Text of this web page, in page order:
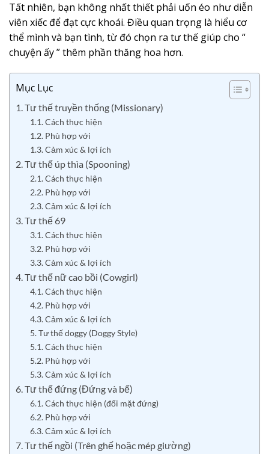
Tất nhiên, bạn không nhất thiết phải uốn éo như diễn
viên xiếc để đạt cực khoái. Điều quan trọng là hiểu cơ
thể mình và bạn tình, từ đó chọn ra tư thế giúp cho “
chuyện ấy ” thêm phần thăng hoa hơn.
Mục Lục
1. Tư thế truyền thống (Missionary)
1.1. Cách thực hiện
1.2. Phù hợp với
1.3. Cảm xúc & lợi ích
2. Tư thế úp thìa (Spooning)
2.1. Cách thực hiện
2.2. Phù hợp với
2.3. Cảm xúc & lợi ích
3. Tư thế 69
3.1. Cách thực hiện
3.2. Phù hợp với
3.3. Cảm xúc & lợi ích
4. Tư thế nữ cao bồi (Cowgirl)
4.1. Cách thực hiện
4.2. Phù hợp với
4.3. Cảm xúc & lợi ích
5. Tư thế doggy (Doggy Style)
5.1. Cách thực hiện
5.2. Phù hợp với
5.3. Cảm xúc & lợi ích
6. Tư thế đứng (Đứng và bế)
6.1. Cách thực hiện (đối mặt đứng)
6.2. Phù hợp với
6.3. Cảm xúc & lợi ích
7. Tư thế ngồi (Trên ghế hoặc mép giường)